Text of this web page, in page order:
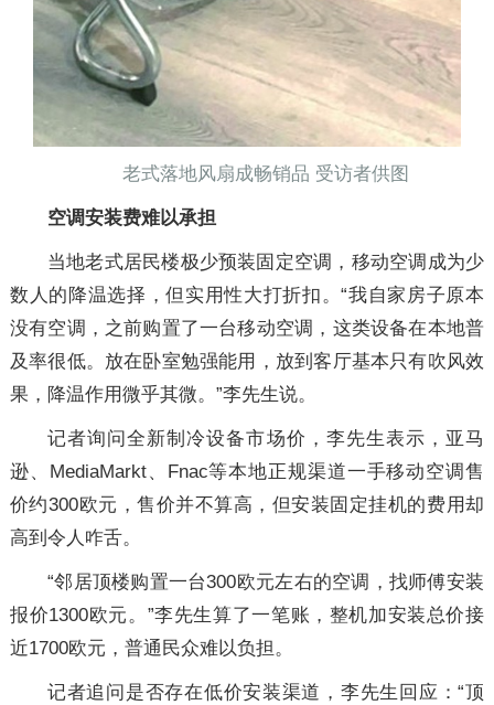
老式落地风扇成畅销品 受访者供图
空调安装费难以承担
当地老式居民楼极少预装固定空调，移动空调成为少
数人的降温选择，但实用性大打折扣。“我自家房子原本
没有空调，之前购置了一台移动空调，这类设备在本地普
及率很低。放在卧室勉强能用，放到客厅基本只有吹风效
果，降温作用微乎其微。”李先生说。
记者询问全新制冷设备市场价，李先生表示，亚马
逊、MediaMarkt、Fnac等本地正规渠道一手移动空调售
价约300欧元，售价并不算高，但安装固定挂机的费用却
高到令人咋舌。
“邻居顶楼购置一台300欧元左右的空调，找师傅安装
报价1300欧元。”李先生算了一笔账，整机加安装总价接
近1700欧元，普通民众难以负担。
记者追问是否存在低价安装渠道，李先生回应：“顶